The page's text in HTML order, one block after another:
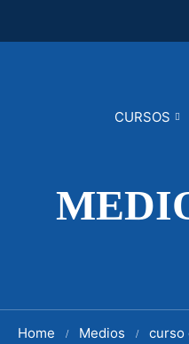
CURSOS
Home Medios curso